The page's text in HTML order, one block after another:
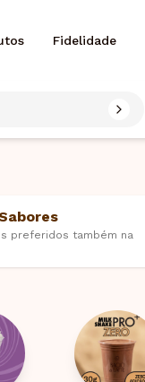
Fidelidade
preferidos também na